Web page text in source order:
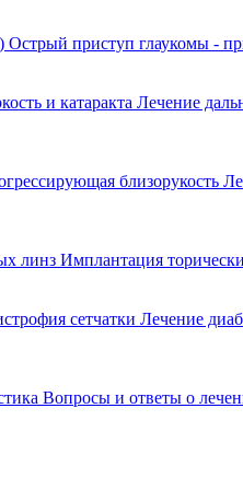
Острый приступ глаукомы -
и катаракта Лечение
близорукость
линз Имплантация
сетчатки Лечение
Вопросы и ответы о